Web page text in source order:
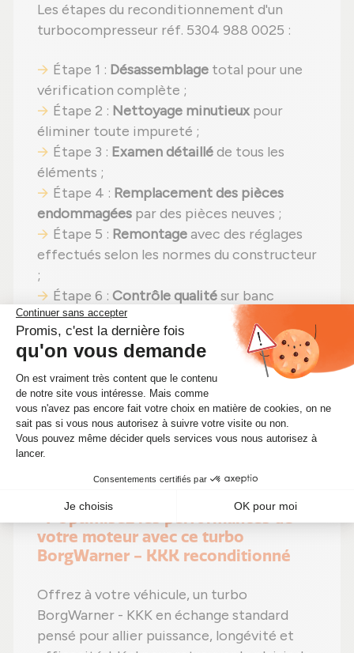
Les étapes du reconditionnement d'un
turbocompresseur réf. 5304 988 0025 :
Étape 1 : Désassemblage total pour une
vérification complète ;
Étape 2 : Nettoyage minutieux pour
éliminer toute impureté ;
Étape 3 : Examen détailléde tous les
éléments ;
Étape 4 : Remplacement des pièces
endommagées par des pièces neuves ;
Étape 5 : Remontageavec des réglages
effectués selon les normes du constructeur
;
Étape 6 : Contrôle qualitésur banc
d'essai Schenck avant envoi.
En choisissant unturbo reconditionné,
vous faites un pari gagnant : performances
identiques,moins de dépenses (avec un
prix aujourd'hui à 570,00 €)et ungeste
pour la planète. Alors pourquoi hésiter ?
Boostez votre moteur tout en faisant des
économies significatives !
🔧 Optimisez les performances de
votre moteur avec ce turbo
BorgWarner - KKK reconditionné
Offrez à votre véhicule, un turbo
BorgWarner - KKK en échange standard
pensé pour allier puissance, longévité et